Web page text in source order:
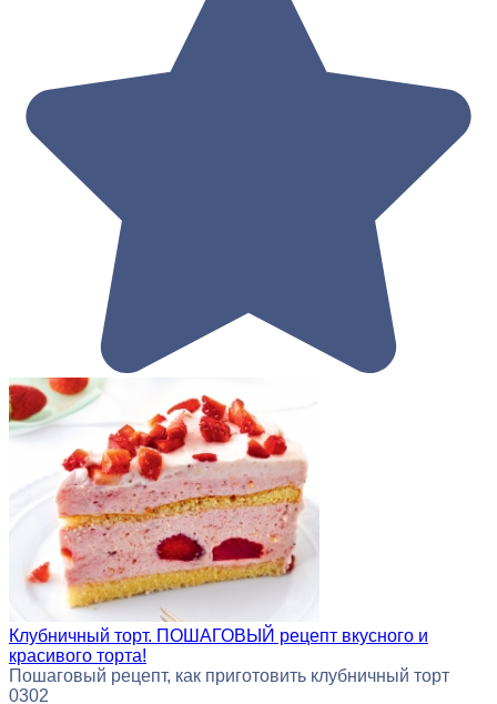
Клубничный торт. ПОШАГОВЫЙ рецепт вкусного и
красивого торта!
Пошаговый рецепт, как приготовить клубничный торт
0302